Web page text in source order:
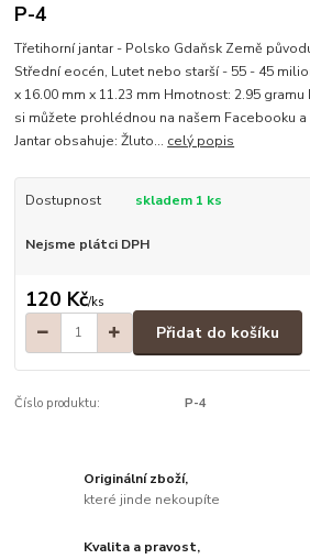
P-4
Třetihorní jantar - Polsko Gdaňsk Země
Střední eocén, Lutet nebo starší - 55 - 45
x 16.00 mm x 11.23 mm Hmotnost: 2.95
si můžete prohlédnou na našem Facebooku a
Jantar obsahuje: Žluto... celý popis
Dostupnost skladem 1 ks
Nejsme plátci DPH
120 Kč/ks
Přidat do košíku
Číslo produktu: P-4
Originální zboží,
které jinde nekoupíte
Kvalita a pravost,